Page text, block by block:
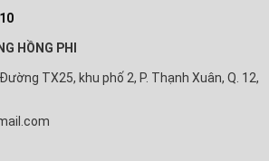
HỒNG PHI
TX25, khu phố 2, P. Thạnh Xuân, Q. 12,